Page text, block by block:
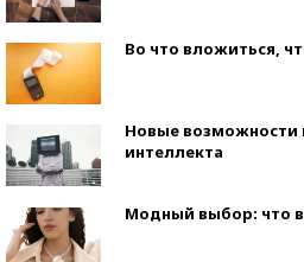
Во что вложиться,
Новые возможности
интеллекта
Модный выбор: что